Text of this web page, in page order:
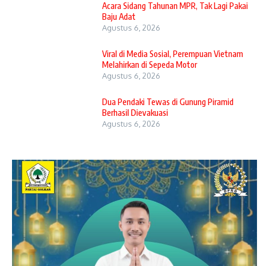
Acara Sidang Tahunan MPR, Tak Lagi Pakai
Baju Adat
Agustus 6, 2026
Viral di Media Sosial, Perempuan Vietnam
Melahirkan di Sepeda Motor
Agustus 6, 2026
Dua Pendaki Tewas di Gunung Piramid
Berhasil Dievakuasi
Agustus 6, 2026